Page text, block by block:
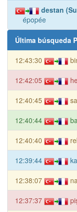
destan
épopée
Última búsqueda
12:43:30
12:42:05
12:40:45
12:40:44
12:40:40
12:39:44
12:38:07
12:37:37